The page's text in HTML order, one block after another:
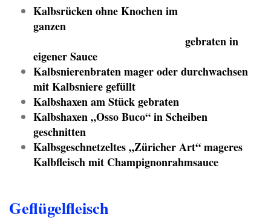
Kalbsrücken ohne Knochen im
ganzen
gebraten in
eigener Sauce
Kalbsnierenbraten mager oder durchwachsen
mit Kalbsniere gefüllt
Kalbshaxen am Stück gebraten
Kalbshaxen „Osso Buco“ in Scheiben
geschnitten
Kalbsgeschnetzeltes „Züricher Art“ mageres
Kalbfleisch mit Champignonrahmsauce
Geflügelfleisch